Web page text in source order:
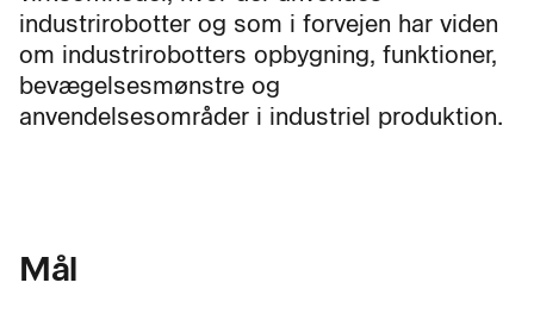
industrirobotter og som i forvejen har viden
om industrirobotters opbygning, funktioner,
bevægelsesmønstre og
anvendelsesområder i industriel produktion.
Mål